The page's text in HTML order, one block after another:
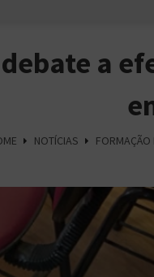
a
NOTÍCIAS FORMAÇÃO